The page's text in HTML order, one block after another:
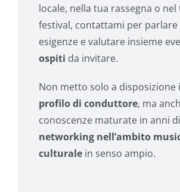
locale, nella tua rassegna o nel
festival, contattami per parlare
esigenze e valutare insieme
ospiti da invitare.
Non metto solo a disposizione
profilo di conduttore, ma
conoscenze maturate in anni di
networking nell’ambito
culturalein senso ampio.